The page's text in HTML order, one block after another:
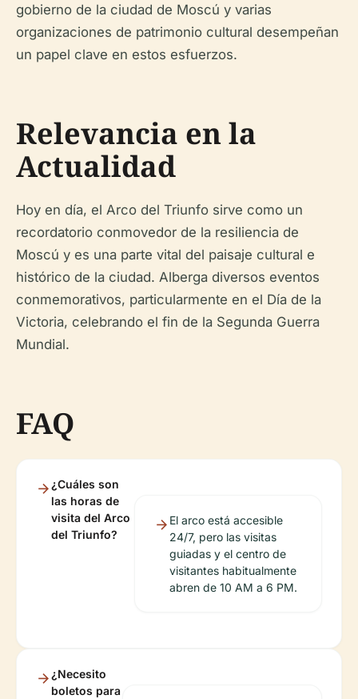
gobierno de la ciudad de Moscú y varias
organizaciones de patrimonio cultural desempeñan
un papel clave en estos esfuerzos.
Relevancia en la
Actualidad
Hoy en día, el Arco del Triunfo sirve como un
recordatorio conmovedor de la resiliencia de
Moscú y es una parte vital del paisaje cultural e
histórico de la ciudad. Alberga diversos eventos
conmemorativos, particularmente en el Día de la
Victoria, celebrando el fin de la Segunda Guerra
Mundial.
FAQ
¿Cuáles son
las horas de
visita del Arco
del Triunfo?
El arco está accesible
24/7, pero las visitas
guiadas y el centro de
visitantes habitualmente
abren de 10 AM a 6 PM.
¿Necesito
boletos para